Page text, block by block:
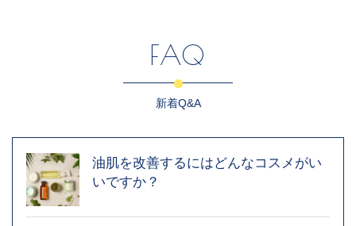
FAQ
新着Q&A
油肌を改善するにはどんなコスメがい
いですか？